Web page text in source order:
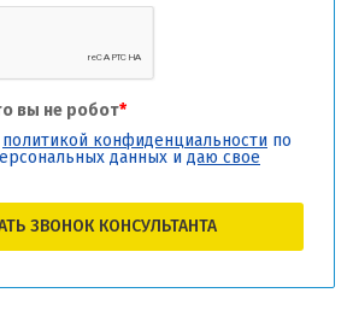
вы не робот*
политикой конфиденциальности по
данных и даю свое
ЗВОНОК КОНСУЛЬТАНТА